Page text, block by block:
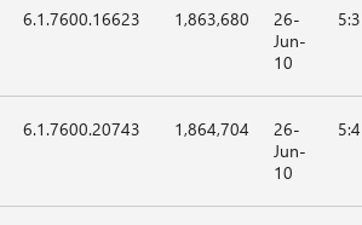
6.1.7600.16623 1,863,680
26-
Jun-
10
6.1.7600.20743 1,864,704
26-
Jun-
10